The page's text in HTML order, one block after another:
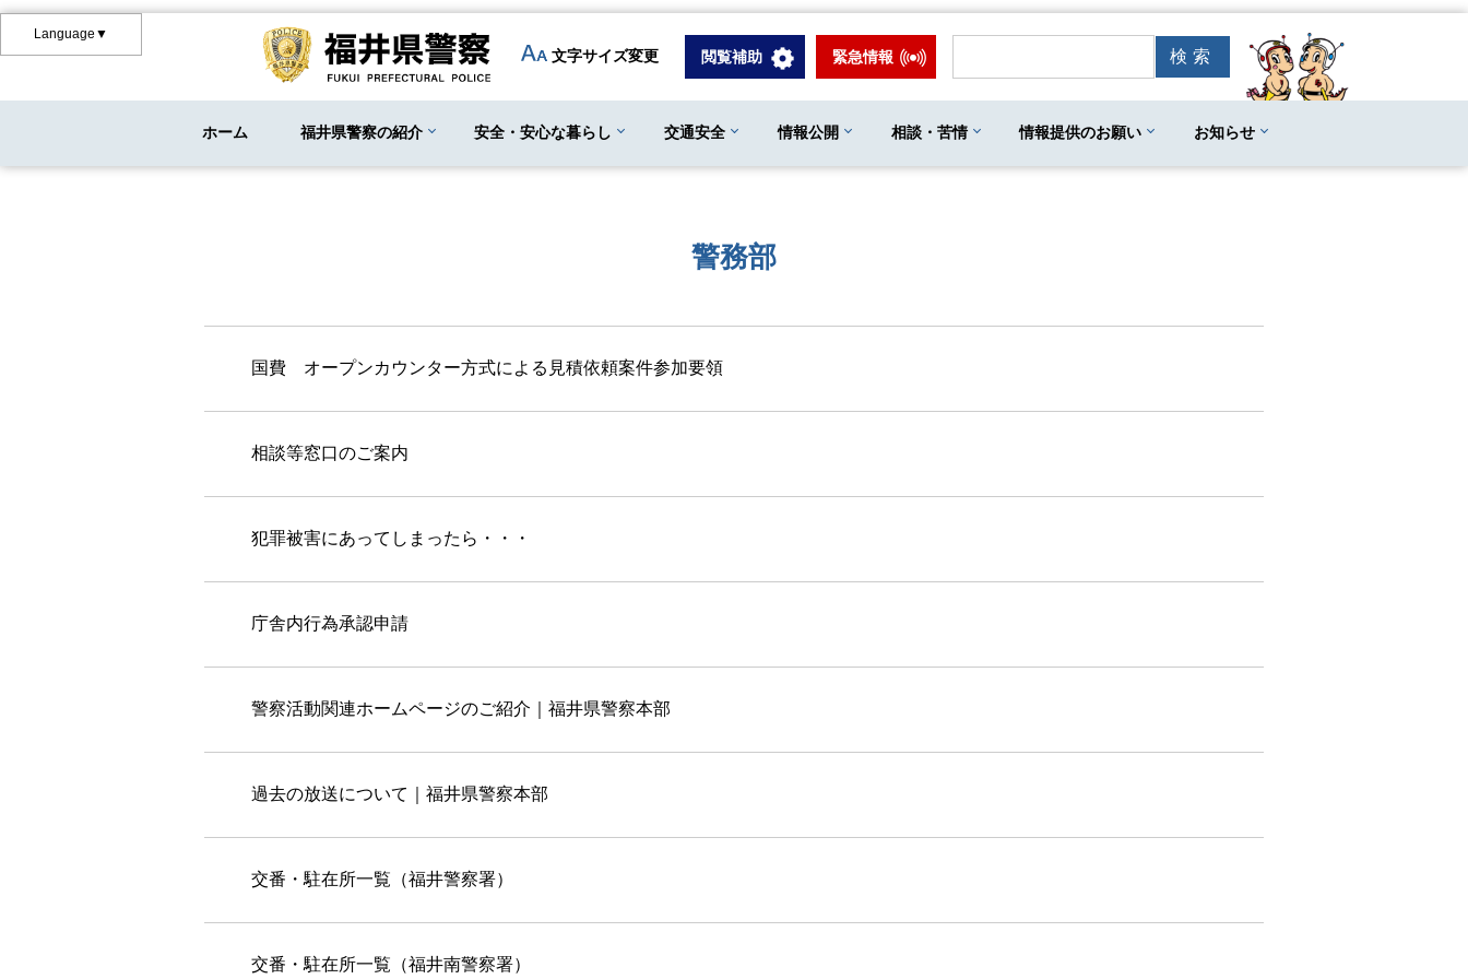
Language▼
文字サイズ変更 閲覧補助 緊急情報
ホーム 福井県警察の紹介 安全・安心な暮らし 交通安全 情報公開 相談・苦情 情報提供のお願い お知らせ
警務部
国費 オープンカウンター方式による見積依頼案件参加要領
相談等窓口のご案内
犯罪被害にあってしまったら・・・
庁舎内行為承認申請
警察活動関連ホームページのご紹介｜福井県警察本部
過去の放送について｜福井県警察本部
交番・駐在所一覧（福井警察署）
交番・駐在所一覧（福井南警察署）